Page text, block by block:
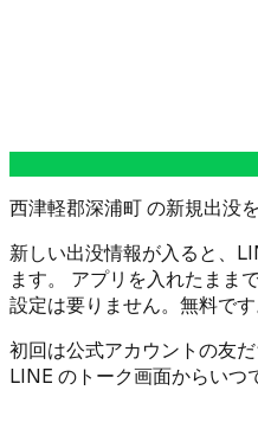
西津軽郡深浦町 の新規出没
新しい出没情報が入ると、
ます。 アプリを入れたまま
設定は要りません。無料です
初回は公式アカウントの友
LINE のトーク画面からいつ